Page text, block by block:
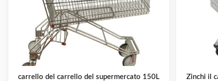
carrello del carrello del supermercato 150L
Zinchi il